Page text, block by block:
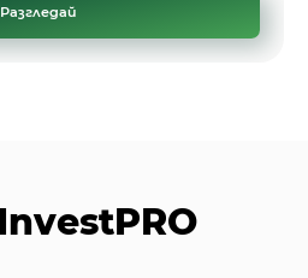
Разгледай